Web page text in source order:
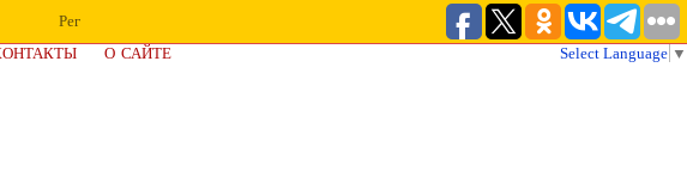
Рег
О САЙТЕ Select Language ▼